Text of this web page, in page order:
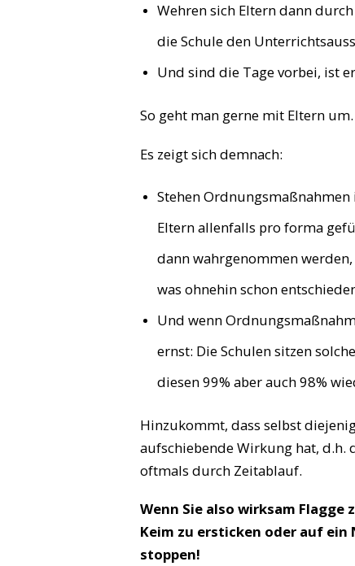
Wehren sich Eltern dann
die Schule den
Und sind die Tage vorbei, ist
So geht man gerne mit Eltern
Es zeigt sich demnach:
Stehen
Eltern allenfalls pro forma
dann wahrgenommen
was ohnehin schon
Und wenn
ernst: Die Schulen sitzen
diesen 99% aber auch 98%
Hinzukommt, dass selbst
aufschiebende Wirkung hat,
oftmals durch Zeitablauf.
Wenn Sie also wirksam
Keim zu ersticken oder auf
stoppen!